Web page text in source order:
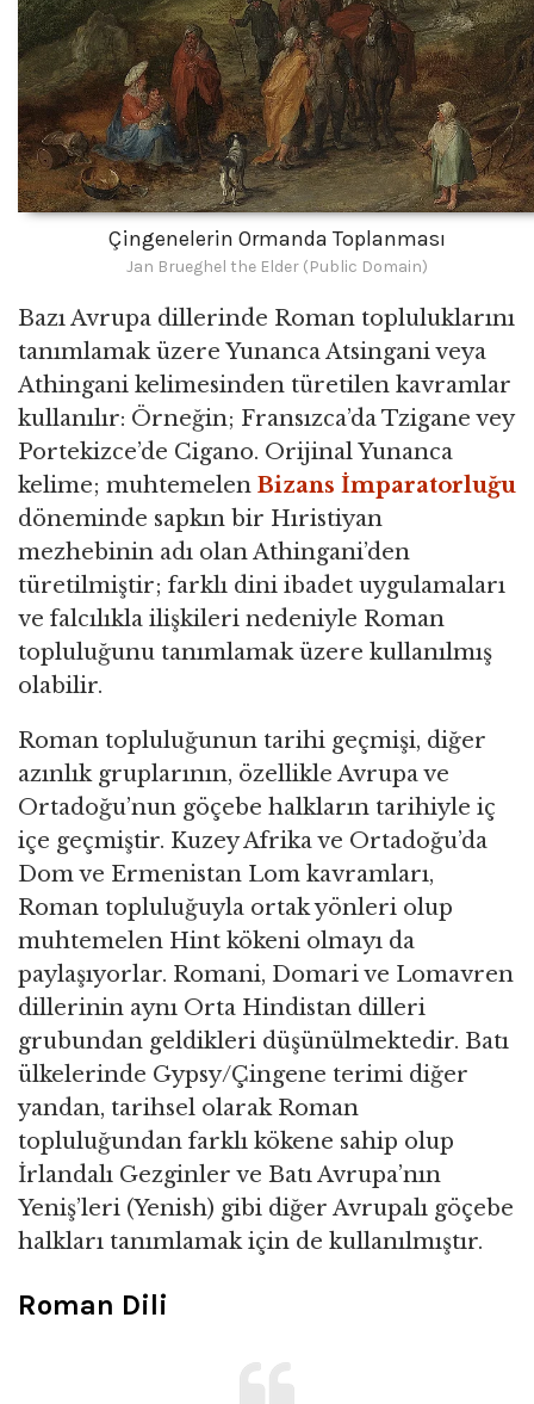
Çingenelerin Ormanda Toplanması
Jan Brueghel the Elder (Public Domain)
Bazı Avrupa dillerinde Roman topluluklarını
tanımlamak üzere Yunanca Atsingani veya
Athingani kelimesinden türetilen kavramlar
kullanılır: Örneğin; Fransızca’da Tzigane vey
Portekizce’de Cigano. Orijinal Yunanca
kelime; muhtemelen Bizans İmparatorluğu
döneminde sapkın bir Hıristiyan
mezhebinin adı olan Athingani’den
türetilmiştir; farklı dini ibadet uygulamaları
ve falcılıkla ilişkileri nedeniyle Roman
topluluğunu tanımlamak üzere kullanılmış
olabilir.
Roman topluluğunun tarihi geçmişi, diğer
azınlık gruplarının, özellikle Avrupa ve
Ortadoğu’nun göçebe halkların tarihiyle iç
içe geçmiştir. Kuzey Afrika ve Ortadoğu’da
Dom ve Ermenistan Lom kavramları,
Roman topluluğuyla ortak yönleri olup
muhtemelen Hint kökeni olmayı da
paylaşıyorlar. Romani, Domari ve Lomavren
dillerinin aynı Orta Hindistan dilleri
grubundan geldikleri düşünülmektedir. Batı
ülkelerinde Gypsy/Çingene terimi diğer
yandan, tarihsel olarak Roman
topluluğundan farklı kökene sahip olup
İrlandalı Gezginler ve Batı Avrupa’nın
Yeniş’leri (Yenish) gibi diğer Avrupalı göçebe
halkları tanımlamak için de kullanılmıştır.
Roman Dili